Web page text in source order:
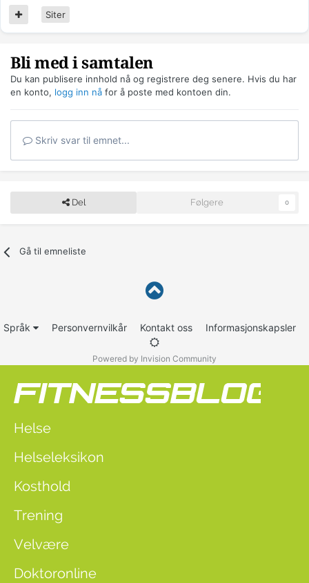
Siter
Bli med i samtalen
Du kan publisere innhold nå og registrere deg senere. Hvis du har
en konto, logg inn nå for å poste med kontoen din.
Skriv svar til emnet...
Del Følgere 0
Gå til emneliste
Språk Personvernvilkår Kontakt oss Informasjonskapsler
Powered by Invision Community
Helse
Helseleksikon
Kosthold
Trening
Velvære
Doktoronline